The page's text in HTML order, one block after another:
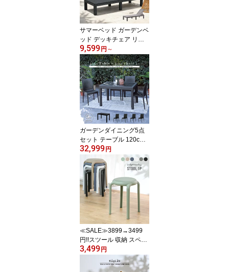
ンダ 籐ラタン風 アジア
ン L6020PDG
サマーベッド ガーデンベ
ッド デッキチェア リク
ライニング ガーデンチェ
ア デイベッド 屋外 1脚
アウトドア 持ち運び楽々
サンラウンジャー プール
サイド 庭 テラス 黒 グレ
ー ラタン調 ガーデンフ
ァニチャー 西海岸 D160
0PDG D1600PCC
9,599円 ～
ガーデンダイニング5点
セット テーブル 120cm
幅 チェア 4脚 ラタン調
屋外 アウトドア バーベ
キュー キャンプ ガーデ
ン 庭 テラス ダークグレ
ー リビング ベランダ 椅
子 籐ラタン風 アジアン
おしゃれ T1612C01D4
32,999円
≪SALE≫3899→3499
円!!スツール 収納 スペー
ス 軽い おしゃれ モダン
おしゃれなスツール バリ
家具 リビング 玄関 ダイ
3,499円